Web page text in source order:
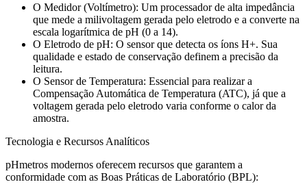
O Medidor (Voltímetro): Um processador de alta impedância
que mede a milivoltagem gerada pelo eletrodo e a converte na
escala logarítmica de pH (0 a 14).
O Eletrodo de pH: O sensor que detecta os íons H+. Sua
qualidade e estado de conservação definem a precisão da
leitura.
O Sensor de Temperatura: Essencial para realizar a
Compensação Automática de Temperatura (ATC), já que a
voltagem gerada pelo eletrodo varia conforme o calor da
amostra.
Tecnologia e Recursos Analíticos
pHmetros modernos oferecem recursos que garantem a
conformidade com as Boas Práticas de Laboratório (BPL):